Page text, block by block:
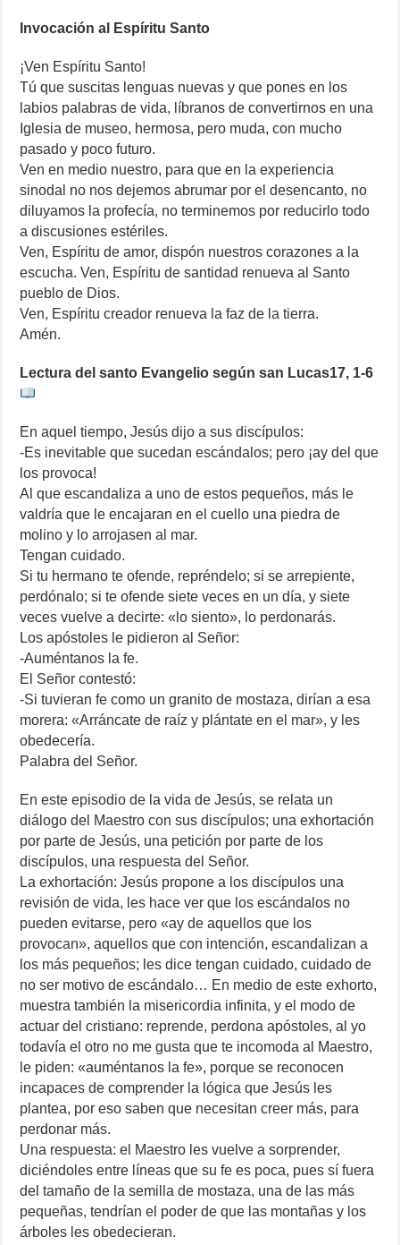
Invocación al Espíritu Santo
¡Ven Espíritu Santo!
Tú que suscitas lenguas nuevas y que pones en los
labios palabras de vida, líbranos de convertirnos en una
Iglesia de museo, hermosa, pero muda, con mucho
pasado y poco futuro.
Ven en medio nuestro, para que en la experiencia
sinodal no nos dejemos abrumar por el desencanto, no
diluyamos la profecía, no terminemos por reducirlo todo
a discusiones estériles.
Ven, Espíritu de amor, dispón nuestros corazones a la
escucha. Ven, Espíritu de santidad renueva al Santo
pueblo de Dios.
Ven, Espíritu creador renueva la faz de la tierra.
Amén.
Lectura del santo Evangelio según san Lucas17, 1-6
En aquel tiempo, Jesús dijo a sus discípulos:
-Es inevitable que sucedan escándalos; pero ¡ay del que
los provoca!
Al que escandaliza a uno de estos pequeños, más le
valdría que le encajaran en el cuello una piedra de
molino y lo arrojasen al mar.
Tengan cuidado.
Si tu hermano te ofende, repréndelo; si se arrepiente,
perdónalo; si te ofende siete veces en un día, y siete
veces vuelve a decirte: «lo siento», lo perdonarás.
Los apóstoles le pidieron al Señor:
-Auméntanos la fe.
El Señor contestó:
-Si tuvieran fe como un granito de mostaza, dirían a esa
morera: «Arráncate de raíz y plántate en el mar», y les
obedecería.
Palabra del Señor.
En este episodio de la vida de Jesús, se relata un
diálogo del Maestro con sus discípulos; una exhortación
por parte de Jesús, una petición por parte de los
discípulos, una respuesta del Señor.
La exhortación: Jesús propone a los discípulos una
revisión de vida, les hace ver que los escándalos no
pueden evitarse, pero «ay de aquellos que los
provocan», aquellos que con intención, escandalizan a
los más pequeños; les dice tengan cuidado, cuidado de
no ser motivo de escándalo… En medio de este exhorto,
muestra también la misericordia infinita, y el modo de
actuar del cristiano: reprende, perdona apóstoles, al yo
todavía el otro no me gusta que te incomoda al Maestro,
le piden: «auméntanos la fe», porque se reconocen
incapaces de comprender la lógica que Jesús les
plantea, por eso saben que necesitan creer más, para
perdonar más.
Una respuesta: el Maestro les vuelve a sorprender,
diciéndoles entre líneas que su fe es poca, pues sí fuera
del tamaño de la semilla de mostaza, una de las más
pequeñas, tendrían el poder de que las montañas y los
árboles les obedecieran.